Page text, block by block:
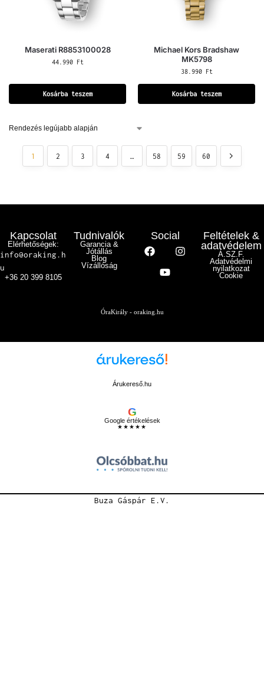
Maserati R8853100028
44.990 Ft
Kosárba teszem
Michael Kors Bradshaw
MK5798
38.990 Ft
Kosárba teszem
1 2 3 4 … 58 59 60
Kapcsolat
Elérhetőségek:
info@oraking.h
u
+36 20 399 8105
Tudnivalók
Garancia &
Jótállás
Blog
Vízállóság
Social
Feltételek &
adatvédelem
Á.SZ.F.
Adatvédelmi
nyilatkozat
Cookie
ÓraKirály - oraking.hu
Árukereső.hu
G
Google értékelések
★★★★★
Buza Gáspár E.V.